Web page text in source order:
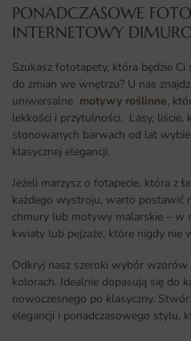
PONADCZASOWE
INTERNETOWY
Szukasz fototapety, która będzie Ci
do zmian we wnętrzu? U nas
uniwersalne motywy roślinne,
lekkości i przytulności. Lasy, liście,
stonowanych barwach od lat
klasycznej elegancji.
Jeżeli marzysz o fotapecie, która z
każdego wystroju, warto postawić
chmury lub motywy malarskie – w
kwiaty lub pejzaże, które nigdy nie
Odkryj nasz szeroki wybór
kolorach. Idealnie dopasują się do
nowoczesnego po klasyczny.
elegancji i ponadczasowego stylu,